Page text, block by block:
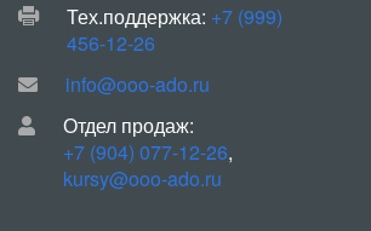
Тех.поддержка: +7 (999)
456-12-26
info@ooo-ado.ru
Отдел продаж:
+7 (904) 077-12-26,
kursy@ooo-ado.ru